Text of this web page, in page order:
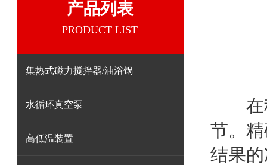
在科
节。
结果
产品列表
PRODUCT LIST
集热式磁力搅拌器/油浴锅
水循环真空泵
高低温装置